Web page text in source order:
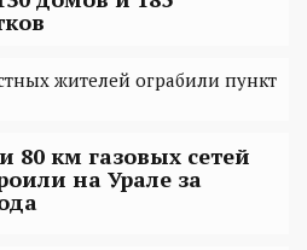
жителей ограбили пункт
80 км газовых сетей
на Урале за